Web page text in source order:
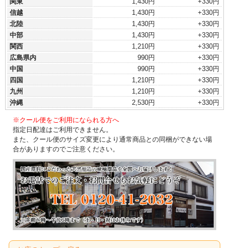
信越
1,430円
+330円
北陸
1,430円
+330円
中部
1,430円
+330円
関西
1,210円
+330円
広島県内
990円
+330円
中国
990円
+330円
四国
1,210円
+330円
九州
1,210円
+330円
沖縄
2,530円 +330円
※クール便をご利用になられる方へ
指定日配達はご利用できません。
また、クール便のサイズ変更により通常商品との同梱ができない場
合がありますのでご注意ください。